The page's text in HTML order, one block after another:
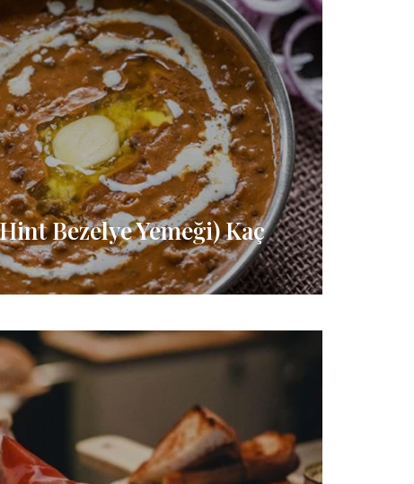
Bezelye Yemeği) Kaç